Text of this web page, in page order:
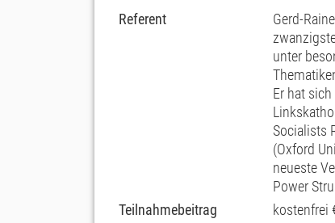
Referent
Gerd-
unter
Er hat
Socialists
(Oxford
neueste
Power
Teilnahmebeitrag
kostenfrei